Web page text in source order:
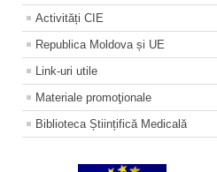
Activități CIE
Republica Moldova și UE
Link-uri utile
Materiale promoţionale
Biblioteca Științifică Medicală